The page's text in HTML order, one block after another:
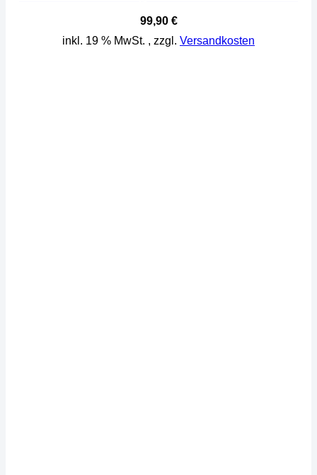
99,90 €
inkl. 19 % MwSt. , zzgl. Versandkosten